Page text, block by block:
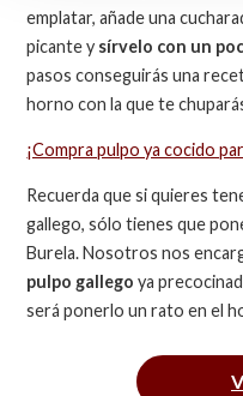
emplatar, añade una
picante y sírvelo con un
pasos conseguirás una
horno con la que te
¡Compra pulpo ya cocido
Recuerda que si quieres
gallego, sólo tienes que
Burela. Nosotros nos
pulpo gallego ya
será ponerlo un rato en el